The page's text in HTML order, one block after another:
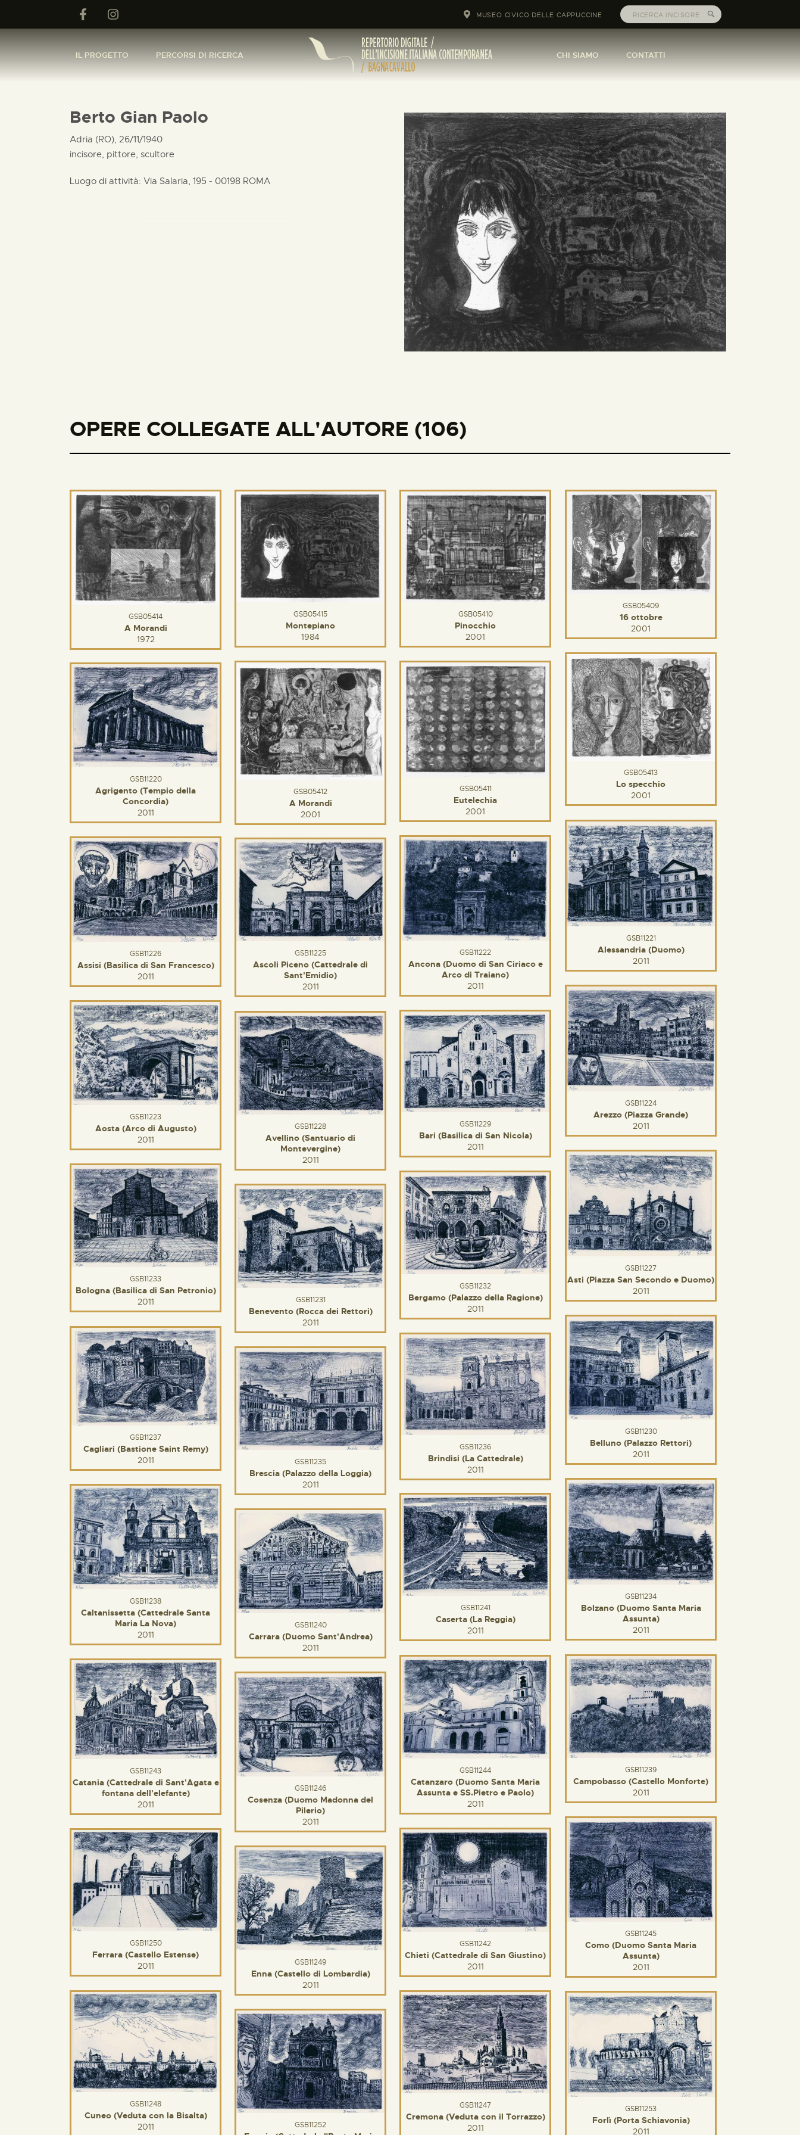
MUSEO CIVICO DELLE CAPPUCCINE
IL PROGETTO PERCORSI DI RICERCA CHI SIAMO CONTATTI
Berto Gian Paolo
Adria (RO), 26/11/1940
incisore, pittore, scultore
Luogo di attività: Via Salaria, 195 - 00198 ROMA
OPERE COLLEGATE ALL'AUTORE (106)
GSB05414
A Morandi
1972
GSB05415
Montepiano
1984
GSB05410
Pinocchio
2001
GSB05409
16 ottobre
2001
GSB05413
Lo specchio
2001
GSB05412
A Morandi
2001
GSB05411
Eutelechia
2001
GSB11220
Agrigento (Tempio della
Concordia)
2011
GSB11221
Alessandria (Duomo)
2011
GSB11222
Ancona (Duomo di San Ciriaco e
Arco di Traiano)
2011
GSB11226
Assisi (Basilica di San Francesco)
2011
GSB11225
Ascoli Piceno (Cattedrale di
Sant'Emidio)
2011
GSB11224
Arezzo (Piazza Grande)
2011
GSB11223
Aosta (Arco di Augusto)
2011
GSB11229
Bari (Basilica di San Nicola)
2011
GSB11228
Avellino (Santuario di
Montevergine)
2011
GSB11227
Asti (Piazza San Secondo e Duomo)
2011
GSB11233
Bologna (Basilica di San Petronio)
2011
GSB11232
Bergamo (Palazzo della Ragione)
2011
GSB11231
Benevento (Rocca dei Rettori)
2011
GSB11230
Belluno (Palazzo Rettori)
2011
GSB11237
Cagliari (Bastione Saint Remy)
2011
GSB11236
Brindisi (La Cattedrale)
2011
GSB11235
Brescia (Palazzo della Loggia)
2011
GSB11234
Bolzano (Duomo Santa Maria
Assunta)
2011
GSB11238
Caltanissetta (Cattedrale Santa
Maria La Nova)
2011
GSB11241
Caserta (La Reggia)
2011
GSB11240
Carrara (Duomo Sant'Andrea)
2011
GSB11239
Campobasso (Castello Monforte)
2011
GSB11244
Catanzaro (Duomo Santa Maria
Assunta e SS.Pietro e Paolo)
2011
GSB11243
Catania (Cattedrale di Sant'Agata e
fontana dell'elefante)
2011
GSB11246
Cosenza (Duomo Madonna del
Pilerio)
2011
GSB11245
Como (Duomo Santa Maria
Assunta)
2011
GSB11242
Chieti (Cattedrale di San Giustino)
2011
GSB11250
Ferrara (Castello Estense)
2011
GSB11249
Enna (Castello di Lombardia)
2011
GSB11248
Cuneo (Veduta con la Bisalta)
2011
GSB11247
Cremona (Veduta con il Torrazzo)
2011
GSB11253
Forlì (Porta Schiavonia)
2011
GSB11252